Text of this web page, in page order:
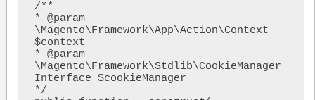
/**
* @param
\Magento\Framework\App\Action\Context
$context
* @param
\Magento\Framework\Stdlib\CookieManager
Interface $cookieManager
*/